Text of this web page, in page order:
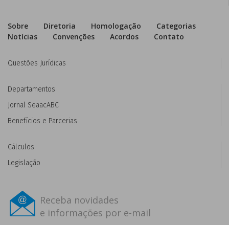
Sobre Diretoria Homologação
Categorias
Notícias
Convenções Acordos Contato
Questões Jurídicas
Departamentos
Jornal SeaacABC
Benefícios e Parcerias
Cálculos
Legislação
Receba novidades
e informações por e-mail